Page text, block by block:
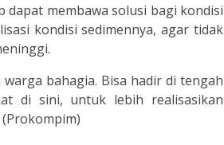
membawa solusi bagi kondisi
kondisi sedimennya, agar tidak
bahagia. Bisa hadir di tengah
di sini, untuk lebih realisasikan